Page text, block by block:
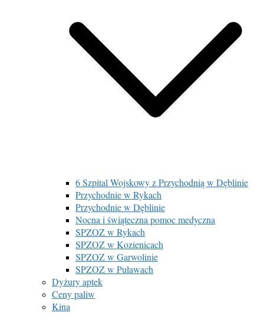
6 Szpital Wojskowy z Przychodnią w Dęblinie
Przychodnie w Rykach
Przychodnie w Dęblinie
Nocna i świąteczna pomoc medyczna
SPZOZ w Rykach
SPZOZ w Kozienicach
SPZOZ w Garwolinie
SPZOZ w Puławach
Dyżury aptek
Ceny paliw
Kina